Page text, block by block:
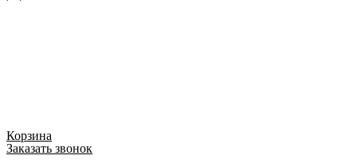
Корзина
Заказать звонок